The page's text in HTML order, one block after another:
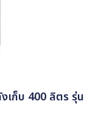
เก็บ 400 ลิตร รุ่น